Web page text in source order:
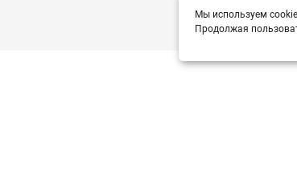
Мы используем
Продолжая